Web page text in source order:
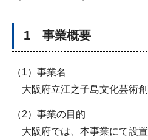
1 事業概要
（1）事業名
大阪府立江之子島文化芸術
（2）事業の目的
大阪府では、本事業にて設